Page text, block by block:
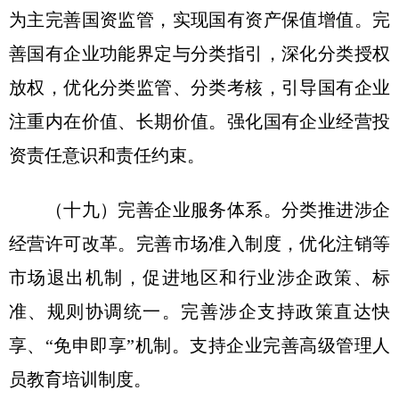
为主完善国资监管，实现国有资产保值增值。完
善国有企业功能界定与分类指引，深化分类授权
放权，优化分类监管、分类考核，引导国有企业
注重内在价值、长期价值。强化国有企业经营投
资责任意识和责任约束。
（十九）完善企业服务体系。分类推进涉企
经营许可改革。完善市场准入制度，优化注销等
市场退出机制，促进地区和行业涉企政策、标
准、规则协调统一。完善涉企支持政策直达快
享、“免申即享”机制。支持企业完善高级管理人
员教育培训制度。